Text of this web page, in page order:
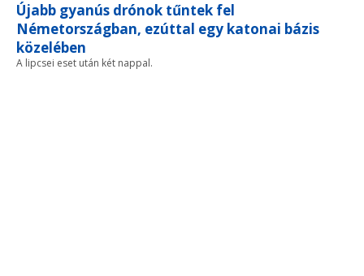
Újabb gyanús drónok tűntek fel
Németországban, ezúttal egy katonai bázis
közelében
A lipcsei eset után két nappal.